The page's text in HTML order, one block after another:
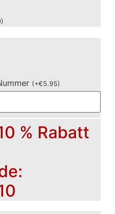
)
(+€5.95)
% Rabatt